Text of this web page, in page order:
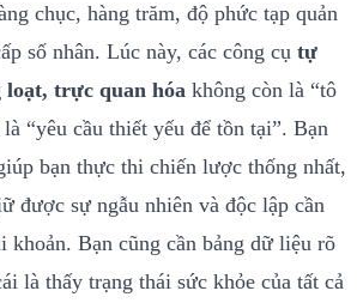
chục, hàng trăm, độ phức tạp quản
số nhân. Lúc này, các công cụ tự
loạt, trực quan hóa không còn là “tô
“yêu cầu thiết yếu để tồn tại”. Bạn
bạn thực thi chiến lược thống nhất,
được sự ngẫu nhiên và độc lập cần
khoản. Bạn cũng cần bảng dữ liệu rõ
là thấy trạng thái sức khỏe của tất cả